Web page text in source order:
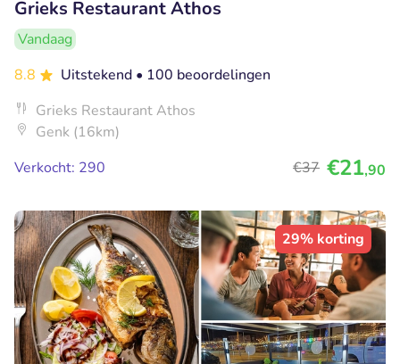
Grieks Restaurant Athos
Vandaag
8.8
Uitstekend • 100 beoordelingen
Grieks Restaurant Athos
Genk (16km)
Verkocht: 290
€37 €21,90
29% korting